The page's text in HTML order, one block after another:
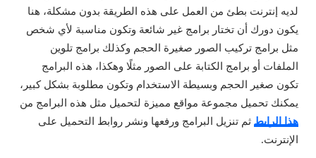
لديه إنترنت بطئ من العمل على هذه الطريقة بدون مشكلة، هنا
يكون دورك أن تختار برامج غير شائعة وتكون مناسبة لأي شخص
مثل برامج تركيب الصور صغيرة الحجم وكذلك برامج تلوين
الملفات أو برامج الكتابة على الصور مثلًا وهكذا، هذه البرامج
تكون صغير الحجم وبسيطة الاستخدام وتكون مطلوبة بشكل كبير،
يمكنك تحميل مجموعة مواقع مميزة لتحميل مثل هذه البرامج من
هذا الرابط ثم تنزيل البرامج ورفعها ونشر روابط التحميل على
الإنترنت.